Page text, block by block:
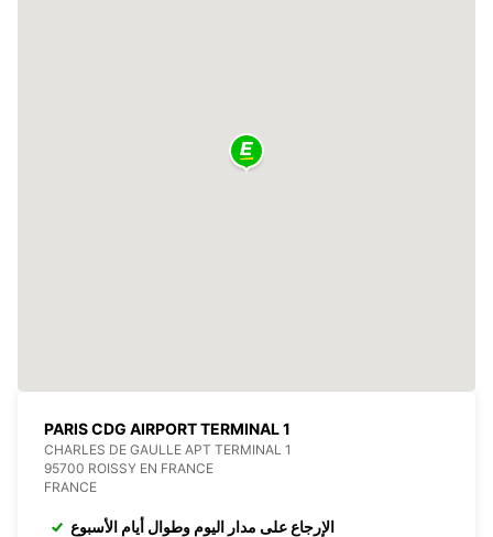
PARIS CDG AIRPORT TERMINAL 1
CHARLES DE GAULLE APT TERMINAL 1
95700 ROISSY EN FRANCE
FRANCE
الإرجاع على مدار اليوم وطوال أيام الأسبوع